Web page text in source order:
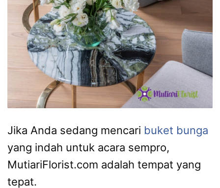
Jika Anda sedang mencari buket bunga
yang indah untuk acara sempro,
MutiariFlorist.com adalah tempat yang
tepat.